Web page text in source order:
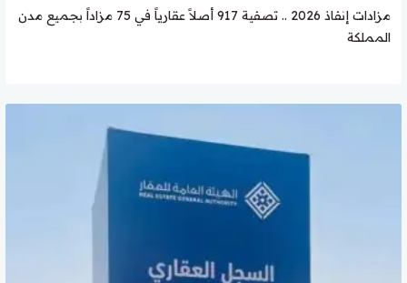
مزادات إنفاذ 2026 .. تصفية 917 أصلاً عقارياً في 75 مزاداً بجميع مدن
المملكة